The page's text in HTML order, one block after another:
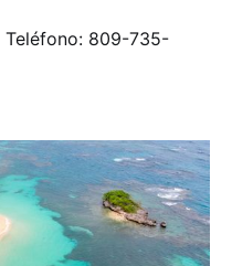
Teléfono: 809-735-